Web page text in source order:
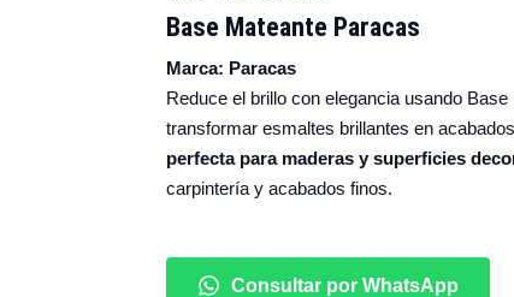
Base Mateante Paracas
Marca: Paracas
Reduce el brillo con elegancia usando
transformar esmaltes brillantes en
perfecta para maderas y superficies
carpintería y acabados finos.
Consultar por WhatsApp